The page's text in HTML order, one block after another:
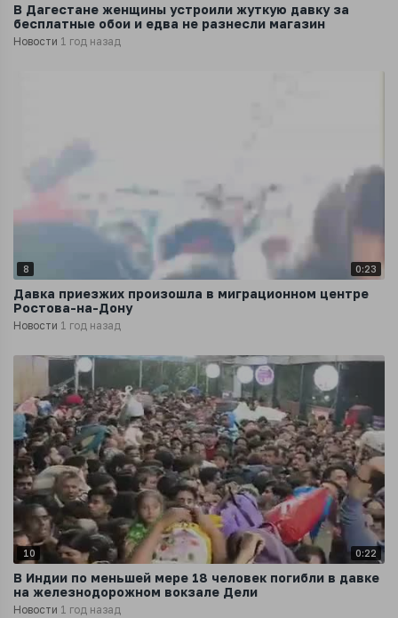
В Дагестане женщины устроили жуткую давку за
бесплатные обои и едва не разнесли магазин
Новости 1 год назад
8 0:23
Давка приезжих произошла в миграционном центре
Ростова-на-Дону
Новости 1 год назад
10 0:22
В Индии по меньшей мере 18 человек погибли в давке
на железнодорожном вокзале Дели
Новости 1 год назад